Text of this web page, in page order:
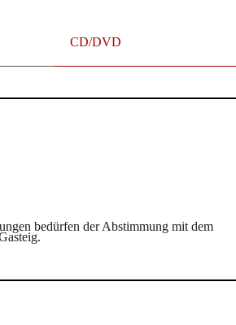
CD/DVD
bedürfen der Abstimmung mit dem